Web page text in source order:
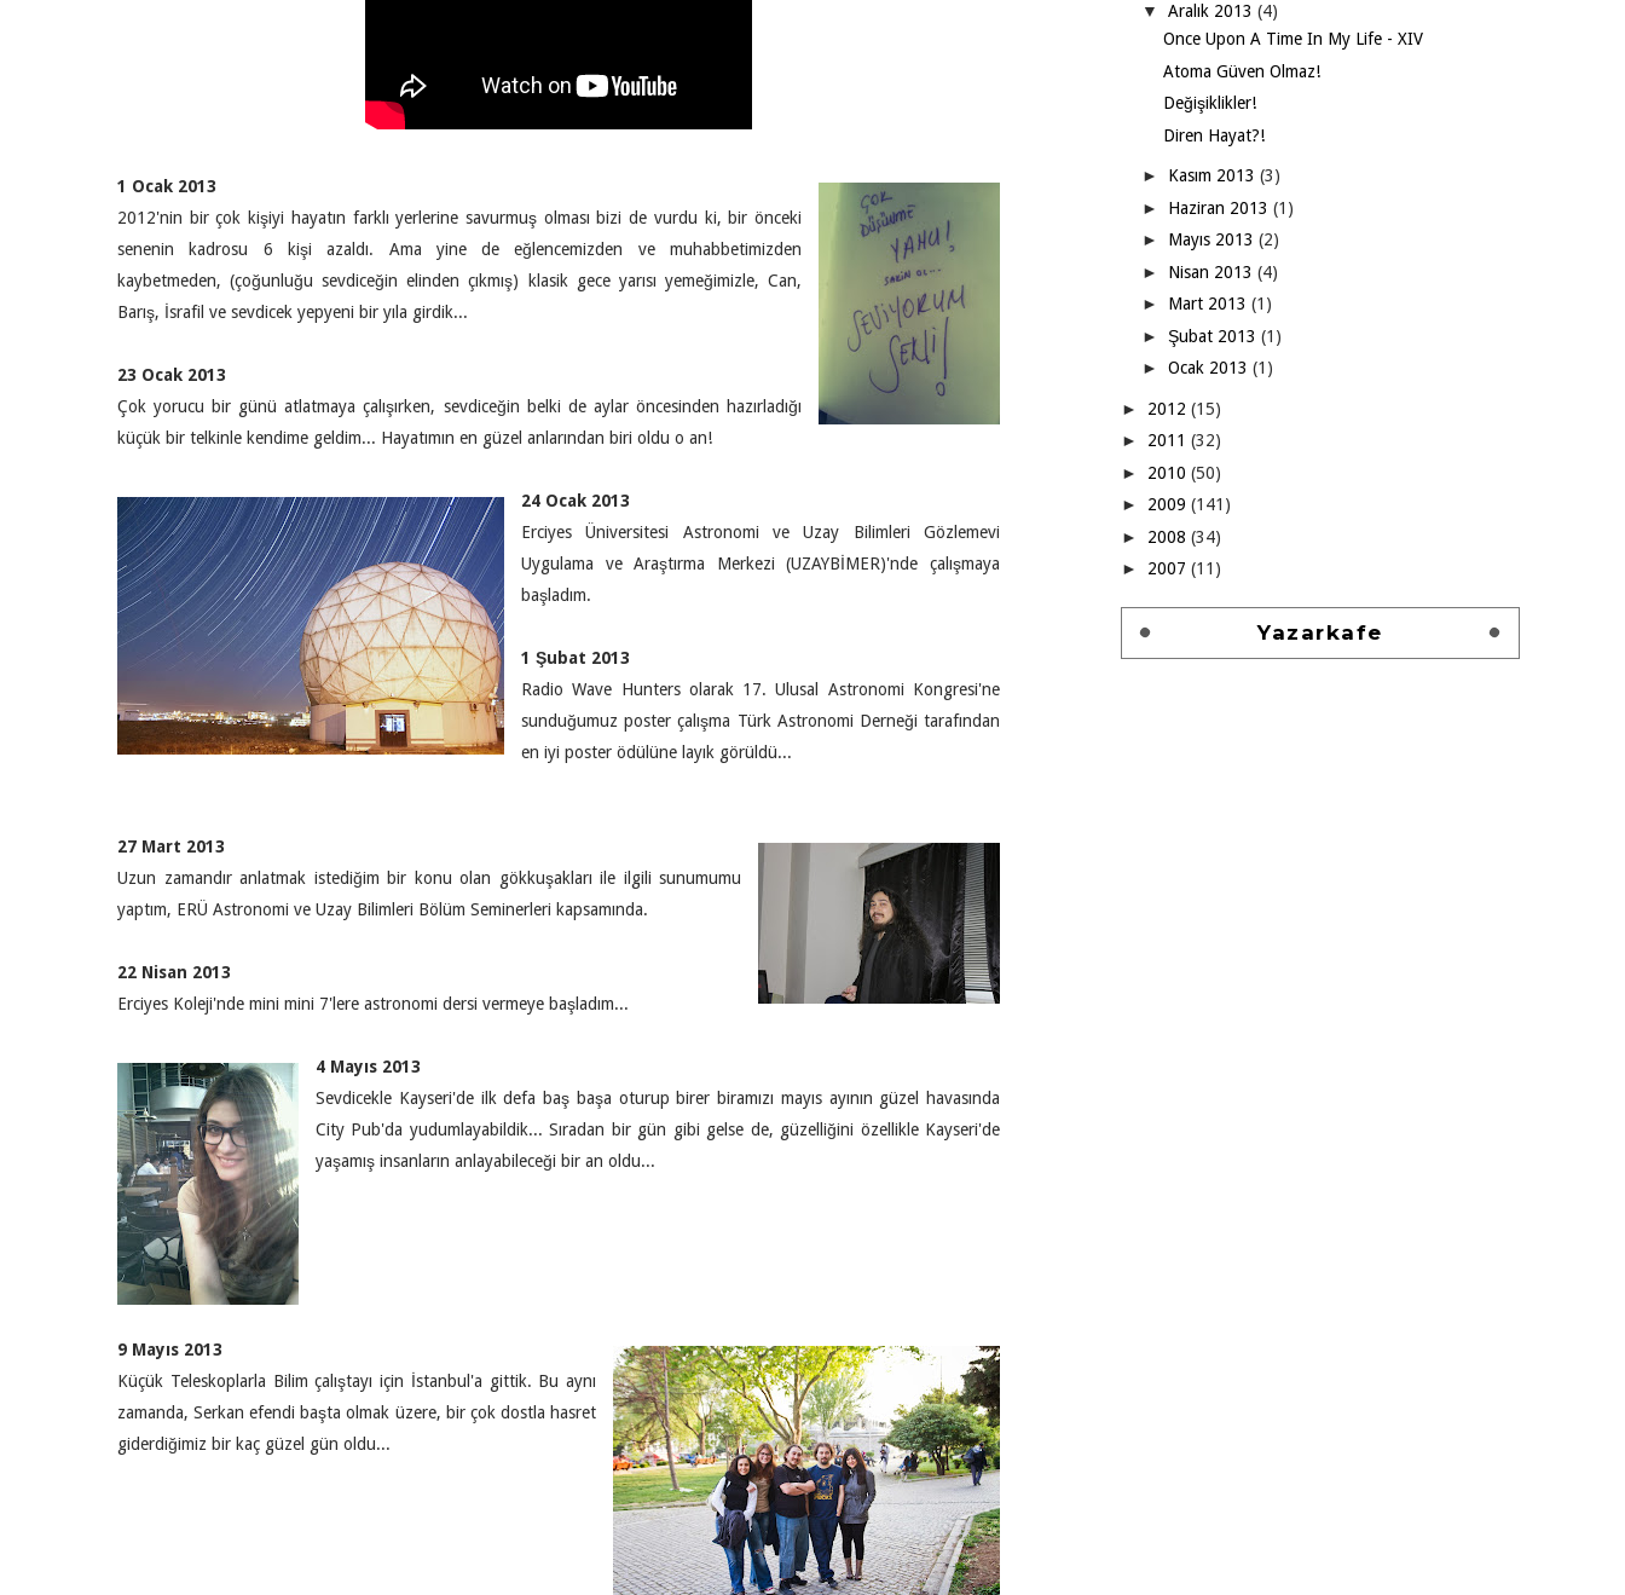
1 Ocak 2013
2012'nin bir çok kişiyi hayatın farklı yerlerine savurmuş olması bizi de vurdu ki, bir önceki
senenin kadrosu 6 kişi azaldı. Ama yine de eğlencemizden ve muhabbetimizden
kaybetmeden, (çoğunluğu sevdiceğin elinden çıkmış) klasik gece yarısı yemeğimizle, Can,
Barış, İsrafil ve sevdicek yepyeni bir yıla girdik...
23 Ocak 2013
Çok yorucu bir günü atlatmaya çalışırken, sevdiceğin belki de aylar öncesinden hazırladığı
küçük bir telkinle kendime geldim... Hayatımın en güzel anlarından biri oldu o an!
24 Ocak 2013
Erciyes Üniversitesi Astronomi ve Uzay Bilimleri Gözlemevi
Uygulama ve Araştırma Merkezi (UZAYBİMER)'nde çalışmaya
başladım.
1 Şubat 2013
Radio Wave Hunters olarak 17. Ulusal Astronomi Kongresi'ne
sunduğumuz poster çalışma Türk Astronomi Derneği tarafından
en iyi poster ödülüne layık görüldü...
27 Mart 2013
Uzun zamandır anlatmak istediğim bir konu olan gökkuşakları ile ilgili sunumumu
yaptım, ERÜ Astronomi ve Uzay Bilimleri Bölüm Seminerleri kapsamında.
22 Nisan 2013
Erciyes Koleji'nde mini mini 7'lere astronomi dersi vermeye başladım...
4 Mayıs 2013
Sevdicekle Kayseri'de ilk defa baş başa oturup birer biramızı mayıs ayının güzel havasında
City Pub'da yudumlayabildik... Sıradan bir gün gibi gelse de, güzelliğini özellikle Kayseri'de
yaşamış insanların anlayabileceği bir an oldu...
9 Mayıs 2013
Küçük Teleskoplarla Bilim çalıştayı için İstanbul'a gittik. Bu aynı
zamanda, Serkan efendi başta olmak üzere, bir çok dostla hasret
giderdiğimiz bir kaç güzel gün oldu...
▼ Aralık 2013 (4)
Once Upon A Time In My Life - XIV
Atoma Güven Olmaz!
Değişiklikler!
Diren Hayat?!
► Kasım 2013 (3)
► Haziran 2013 (1)
► Mayıs 2013 (2)
► Nisan 2013 (4)
► Mart 2013 (1)
► Şubat 2013 (1)
► Ocak 2013 (1)
► 2012 (15)
► 2011 (32)
► 2010 (50)
► 2009 (141)
► 2008 (34)
► 2007 (11)
Yazarkafe